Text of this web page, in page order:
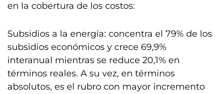
en la cobertura de los costos:
Subsidios a la energía: concentra el 79% de los
subsidios económicos y crece 69,9%
interanual mientras se reduce 20,1% en
términos reales. A su vez, en términos
absolutos, es el rubro con mayor incremento